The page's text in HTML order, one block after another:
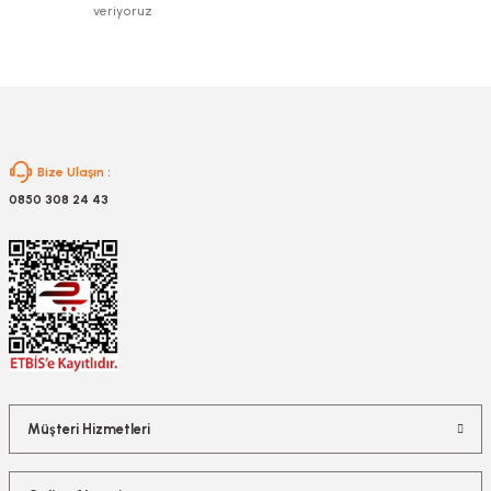
veriyoruz
Bize Ulaşın :
0850 308 24 43
Müşteri Hizmetleri